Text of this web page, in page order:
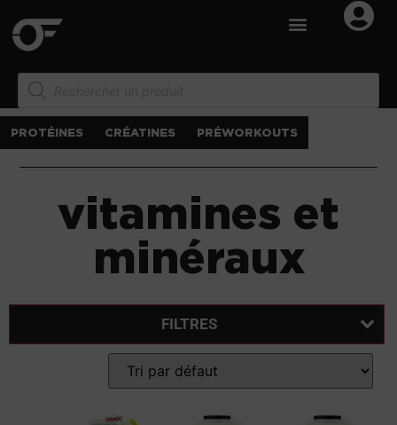
PROTÉINES CRÉATINES PRÉWORKOUTS
vitamines et
minéraux
FILTRES